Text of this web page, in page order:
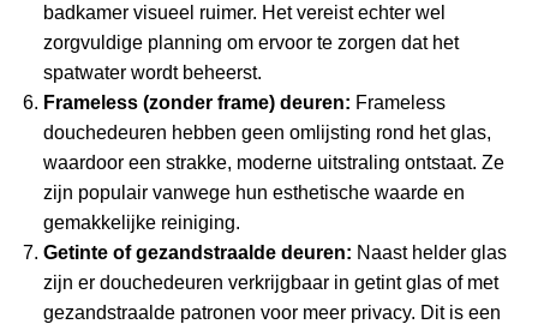
badkamer visueel ruimer. Het vereist echter wel
zorgvuldige planning om ervoor te zorgen dat het
spatwater wordt beheerst.
Frameless (zonder frame) deuren: Frameless
douchedeuren hebben geen omlijsting rond het glas,
waardoor een strakke, moderne uitstraling ontstaat. Ze
zijn populair vanwege hun esthetische waarde en
gemakkelijke reiniging.
Getinte of gezandstraalde deuren: Naast helder glas
zijn er douchedeuren verkrijgbaar in getint glas of met
gezandstraalde patronen voor meer privacy. Dit is een